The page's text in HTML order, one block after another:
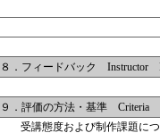
８．フィードバック Instructor
９．評価の方法・基準 Criteria
受講態度および制作課題に